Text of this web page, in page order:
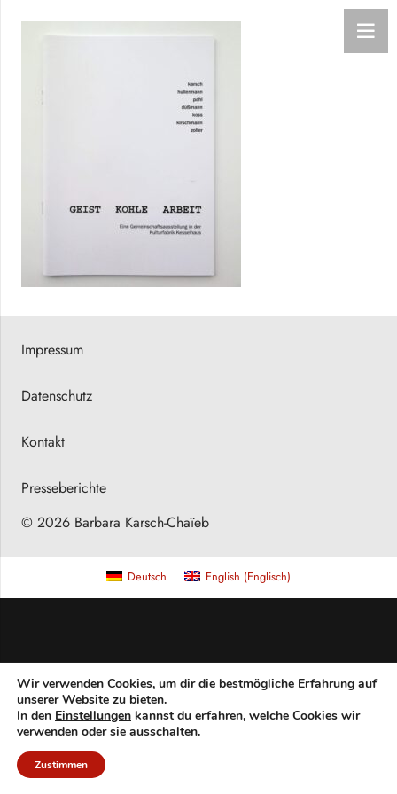
Impressum
Datenschutz
Kontakt
Presseberichte
© 2026 Barbara Karsch-Chaïeb
Wir verwenden Cookies, um dir die bestmögliche Erfahrung auf
unserer Website zu bieten.
In den Einstellungen kannst du erfahren, welche Cookies wir
verwenden oder sie ausschalten.
Zustimmen
Deutsch English (Englisch)